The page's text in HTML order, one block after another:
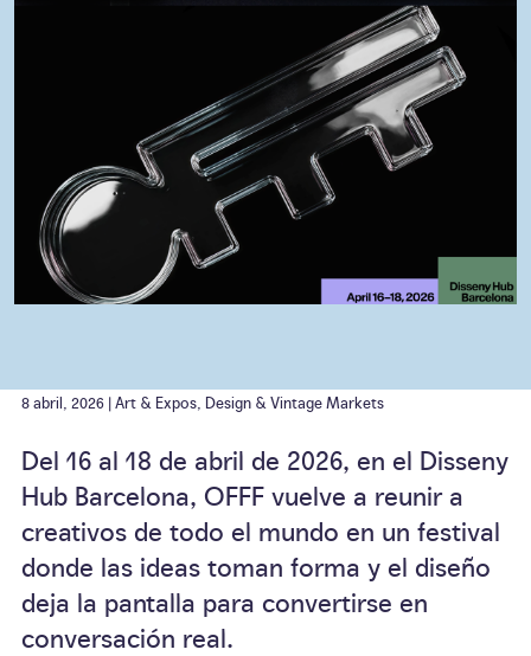
8 abril, 2026 |Art & Expos Design & Vintage Markets
Del 16 al 18 de abril de 2026, en el Disseny
Hub Barcelona, OFFF vuelve a reunir a
creativos de todo el mundo en un festival
donde las ideas toman forma y el diseño
deja la pantalla para convertirse en
conversación real.